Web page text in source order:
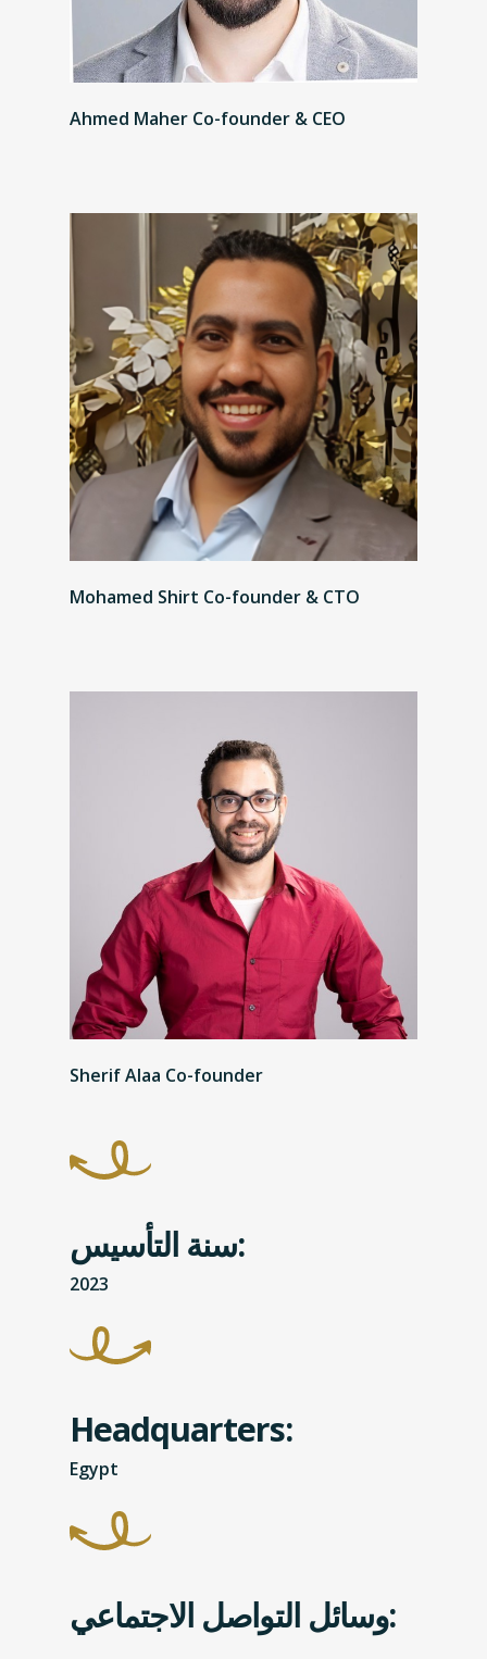
Ahmed Maher Co-founder & CEO
Mohamed Shirt Co-founder & CTO
Sherif Alaa Co-founder
سنة التأسيس:
2023
Headquarters:
Egypt
وسائل التواصل الاجتماعي: